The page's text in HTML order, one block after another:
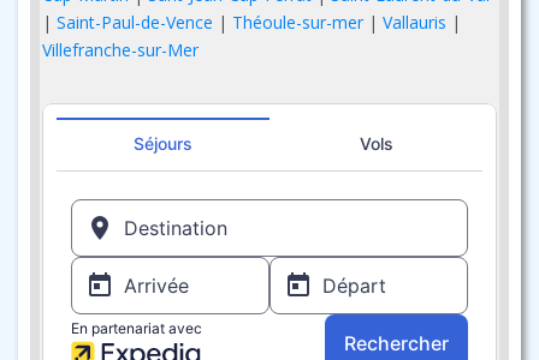
| Saint-Paul-de-Vence | Théoule-sur-mer | Vallauris |
Villefranche-sur-Mer